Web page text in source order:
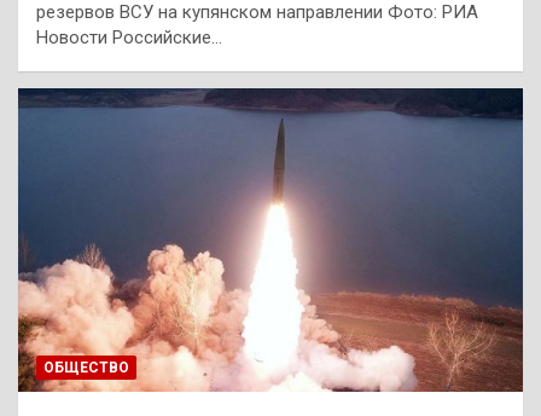
резервов ВСУ на купянском направлении Фото: РИА
Новости Российские…
ОБЩЕСТВО